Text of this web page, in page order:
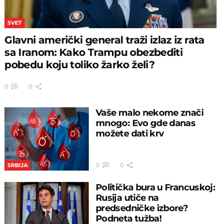
SVET
Glavni američki general traži izlaz iz rata
sa Iranom: Kako Trampu obezbediti
pobedu koju toliko žarko želi?
0 0
SRBIJA
Vaše malo nekome znači
mnogo: Evo gde danas
možete dati krv
0 0
Politička bura u Francuskoj:
Rusija utiče na
predsedničke izbore?
Podneta tužba!